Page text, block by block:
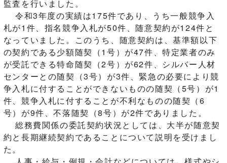
監査を行いました。
令和3年度の実績は175件であり、うち一般競争入
札が1件、指名競争入札が50件、随意契約が124件と
なっていました。このうち、随意契約は、基準額以下
の契約である少額随契（1号）が47件、特定業者のみ
が受託できる特命随契（2号）が62件、シルバー人材
センターとの随契（3号）が3件、緊急の必要により競
争入札に付することができないものの随契（5号）が1
件、競争入札に付することが不利なものの随契（6
号）が9件、不落随契（8号）が2件でありました。
総務費関係の委託契約状況としては、大半が随意契
約と長期継続契約であることについて説明を受けまし
た。